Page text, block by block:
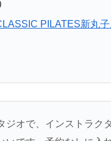
PILATES新丸
ジオで、インストラク